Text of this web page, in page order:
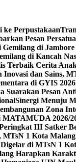
Perpustakaan
Pesan
di
di Kancah
Terbaik Cerita
Inovasi dan Sains,
di GYIS 2026
Suarakan Pesan
Sinergi Menuju
Zona
MATAMUDA 2026/
III Satker
1 Kota
di MTsN 1
Harapkan